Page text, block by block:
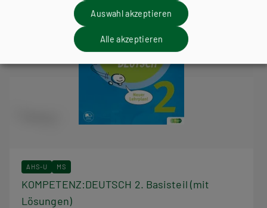
AHS-U MS
KOMPETENZ:DEUTSCH 2. Basisteil (mit
Lösungen)
Auswahl akzeptieren
Alle akzeptieren